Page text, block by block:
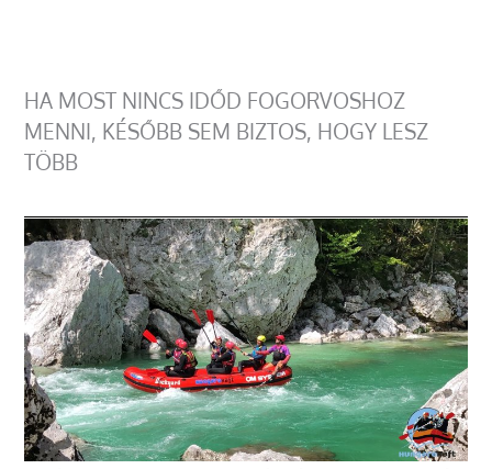
HA MOST NINCS IDŐD FOGORVOSHOZ
MENNI, KÉSŐBB SEM BIZTOS, HOGY LESZ
TÖBB